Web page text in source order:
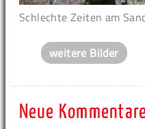
Schlechte Zeiten am
weitere Bilder
Neue Kommentare